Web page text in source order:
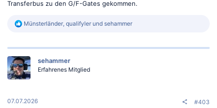
Transferbus zu den G/F-Gates gekommen.
R
k
i
o
n
:
Münsterländer, qualifyler und sehammer
sehammer
Erfahrenes Mitglied
07.07.2026 #403